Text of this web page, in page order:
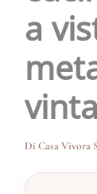
a
Di Casa Vivora